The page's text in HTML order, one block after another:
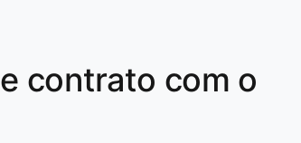
contrato com o